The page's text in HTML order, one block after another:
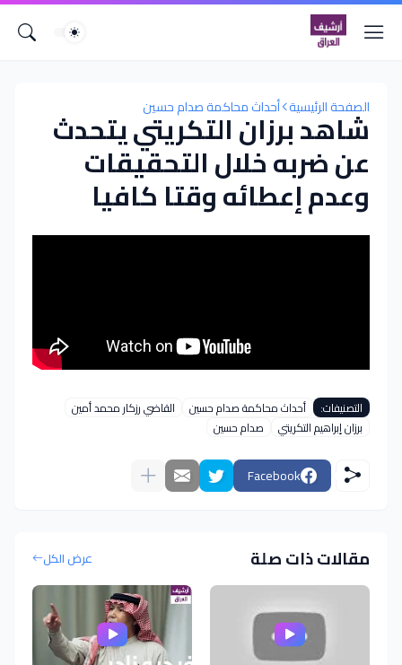
الصفحة الرئيسية أحداث محاكمة صدام حسين
شاهد برزان التكريتي يتحدث
عن ضربه خلال التحقيقات
وعدم إعطائه وقتا كافيا
التصنيفات: أحداث محاكمة صدام حسين
القاضي رزكار محمد أمين
برزان إبراهيم التكريتي
صدام حسين
Facebook
مقالات ذات صلة عرض الكل